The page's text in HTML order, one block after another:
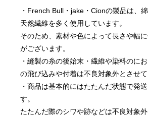
・French Bull・jake・Cionの製品は、
天然繊維を多く使用しています。
そのため、素材や色によって長さや幅
がございます。
・縫製の糸の後始末・繊維や染料のに
の飛び込みや付着は不良対象外とさせて
・商品は基本的にはたたんだ状態で発
す。
たたんだ際のシワや跡などは不良対象